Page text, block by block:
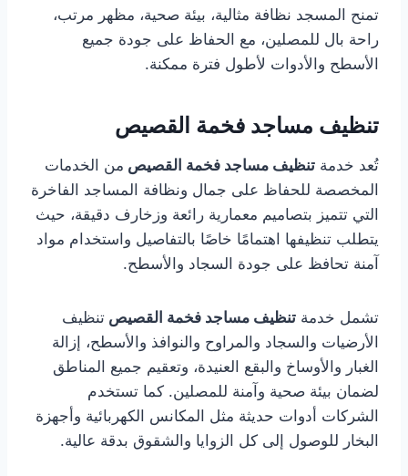
تمنح المسجد نظافة مثالية، بيئة صحية، مظهر مرتب،
راحة بال للمصلين، مع الحفاظ على جودة جميع
الأسطح والأدوات لأطول فترة ممكنة.
تنظيف مساجد فخمة القصيص
تُعد خدمة تنظيف مساجد فخمة القصيص من الخدمات
المخصصة للحفاظ على جمال ونظافة المساجد الفاخرة
التي تتميز بتصاميم معمارية رائعة وزخارف دقيقة، حيث
يتطلب تنظيفها اهتمامًا خاصًا بالتفاصيل واستخدام مواد
آمنة تحافظ على جودة السجاد والأسطح.
تشمل خدمة تنظيف مساجد فخمة القصيص تنظيف
الأرضيات والسجاد والمراوح والنوافذ والأسطح، إزالة
الغبار والأوساخ والبقع العنيدة، وتعقيم جميع المناطق
لضمان بيئة صحية وآمنة للمصلين. كما تستخدم
الشركات أدوات حديثة مثل المكانس الكهربائية وأجهزة
البخار للوصول إلى كل الزوايا والشقوق بدقة عالية.